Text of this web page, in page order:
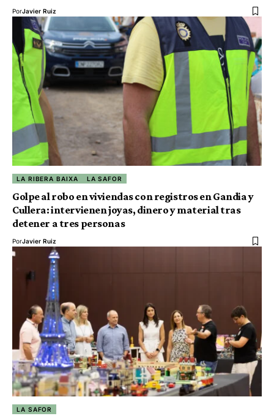
PorJavier Ruiz
LA RIBERA BAIXA LA SAFOR
Golpe al robo en viviendas con registros en Gandia y
Cullera: intervienen joyas, dinero y material tras
detener a tres personas
PorJavier Ruiz
LA SAFOR